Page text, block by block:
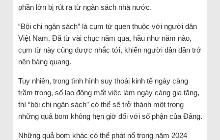
phần lớn bị rút ra từ ngân sách nhà nước.
“Bội chi ngân sách” là cụm từ quen thuộc với người dân
Việt Nam. Đã từ vài chục năm qua, hầu như năm nào,
cụm từ này cũng được nhắc tới, khiến người dân dần trở
nên bàng quang.
Tuy nhiên, trong tình hình suy thoái kinh tế ngày càng
trầm trọng, số lao động mất việc làm ngày càng gia tăng,
thì “bội chi ngân sách” có thể sẽ trở thành một trong
những quả bom không hẹn giờ đối với số phận của Đảng.
Những quả bom khác có thể phát nổ trong năm 2024